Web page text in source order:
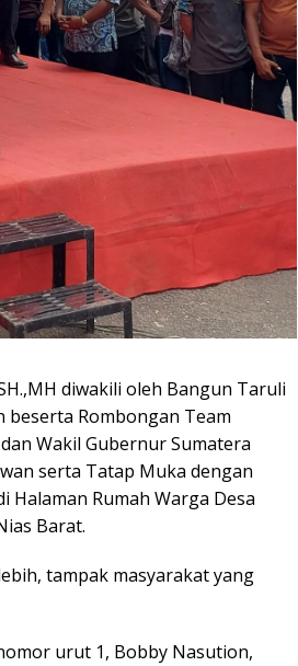
diwakili oleh Bangun Taruli
beserta Rombongan Team
Wakil Gubernur Sumatera
serta Tatap Muka dengan
Halaman Rumah Warga Desa
Barat.
tampak masyarakat yang
urut 1, Bobby Nasution,